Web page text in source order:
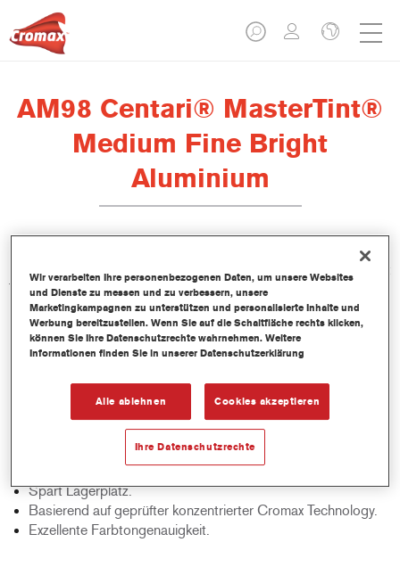
AM98 Centari® MasterTint®
Medium Fine Bright
Aluminium
Das lösemittelhaltige Mischlackkonzentrat Centari MasterTint ist
Teil des Centari Decklack- und Basislack-Systems.
Produktmerkmale
Unverwechselbares, Vielseitiges und einfach zu
Lackqualitäten-medium - und high Solid Decklacke und
Schnelle Bestandskontrolle.
Schnelle Materialverwaltung.
Spart Lagerplatz.
Basierend auf geprüfter konzentrierter Cromax Technology.
Exzellente Farbtongenauigkeit.
Wir verarbeiten Ihre personenbezogenen Daten, um unsere Websites
und Dienste zu messen und zu verbessern, unsere
Marketingkampagnen zu unterstützen und personalisierte Inhalte und
Werbung bereitzustellen. Wenn Sie auf die Schaltfläche rechts klicken,
können Sie Ihre Datenschutzrechte wahrnehmen. Weitere
Informationen finden Sie in unserer Datenschutzerklärung
Alle ablehnen Cookies akzeptieren
Ihre Datenschutzrechte